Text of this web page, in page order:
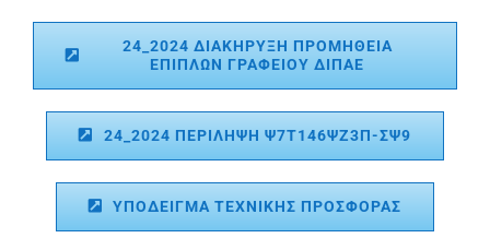
24_2024 ΔΙΑΚΗΡΥΞΗ ΠΡΟΜΗΘΕΙΑ
ΕΠΙΠΛΩΝ ΓΡΑΦΕΙΟΥ ΔΙΠΑΕ
24_2024 ΠΕΡΙΛΗΨΗ Ψ7Τ146ΨΖ3Π-ΣΨ9
ΥΠΟΔΕΙΓΜΑ ΤΕΧΝΙΚΗΣ ΠΡΟΣΦΟΡΑΣ